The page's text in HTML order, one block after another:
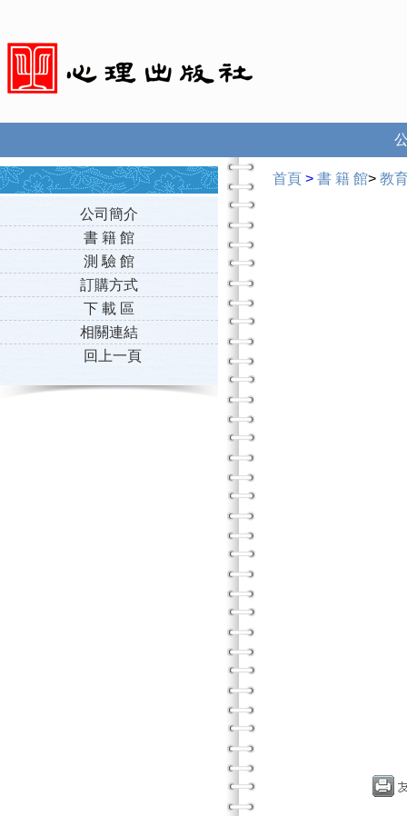
公司簡介
書 籍 館
測 驗 館
訂購方式
下 載 區
相關連結
回上一頁
首頁 > 書 籍 館> 教